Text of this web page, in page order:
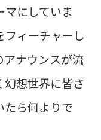
マにしていま
ィーチャーし
ナウンスが流
想世界に皆さ
たら何よりで